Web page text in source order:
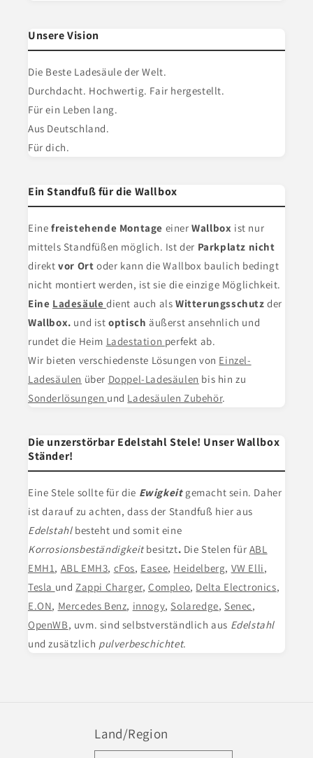
Unsere Vision
Die Beste Ladesäule der Welt.
Durchdacht. Hochwertig. Fair hergestellt.
Für ein Leben lang.
Aus Deutschland.
Für dich.
Ein Standfuß für die Wallbox
Eine freistehende Montage einerWallbox ist nur
mittels Standfüßen möglich. Ist der Parkplatz nicht
direktvor Ortoder kann die Wallbox baulich bedingt
nicht montiert werden, ist sie die einzige Möglichkeit.
Eine Ladesäuledient auch alsWitterungsschutzder
Wallbox. und istoptischäußerst ansehnlich und
rundet die Heim Ladestation perfekt ab.
Wir bieten verschiedenste Lösungen von Einzel-
Ladesäulen über Doppel-Ladesäulen bis hin zu
Sonderlösungen und Ladesäulen Zubehör.
Die unzerstörbar Edelstahl Stele! Unser Wallbox
Ständer!
Eine Stele sollte für die Ewigkeit gemacht sein. Daher
ist darauf zu achten, dass der Standfuß hier aus
Edelstahlbesteht und somit eine
Korrosionsbeständigkeitbesitzt. Die Stelen für ABL
EMH1, ABL EMH3, cFos, Easee, Heidelberg, VW Elli,
Tesla undZappi Charger,Compleo, Delta Electronics,
E.ON, Mercedes Benz, innogy, Solaredge, Senec,
OpenWB, uvm. sind selbstverständlich aus Edelstahl
und zusätzlich pulverbeschichtet.
Land/Region